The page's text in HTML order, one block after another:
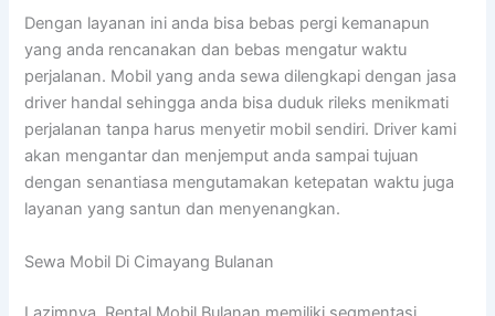
Dengan layanan ini anda bisa bebas pergi kemanapun
yang anda rencanakan dan bebas mengatur waktu
perjalanan. Mobil yang anda sewa dilengkapi dengan jasa
driver handal sehingga anda bisa duduk rileks menikmati
perjalanan tanpa harus menyetir mobil sendiri. Driver kami
akan mengantar dan menjemput anda sampai tujuan
dengan senantiasa mengutamakan ketepatan waktu juga
layanan yang santun dan menyenangkan.
Sewa Mobil Di Cimayang Bulanan